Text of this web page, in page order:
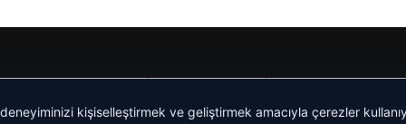
kişiselleştirmek ve geliştirmek amacıyla çerezler